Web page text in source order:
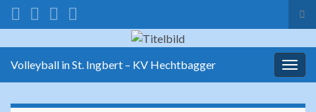
Volleyball in St. Ingbert – KV Hechtbagger